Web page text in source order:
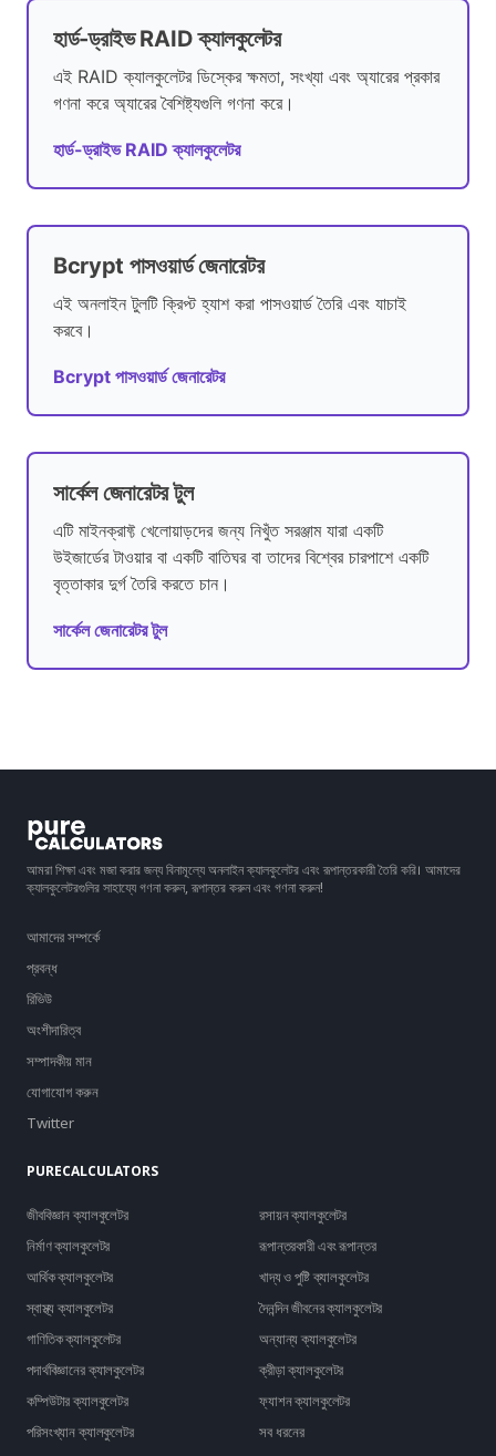
হার্ড-ড্রাইভ RAID ক্যালকুলেটর
এই RAID ক্যালকুলেটর ডিস্কের ক্ষমতা, সংখ্যা এবং অ্যারের প্রকার
গণনা করে অ্যারের বৈশিষ্ট্যগুলি গণনা করে।
হার্ড-ড্রাইভ RAID ক্যালকুলেটর
Bcrypt পাসওয়ার্ড জেনারেটর
এই অনলাইন টুলটি ক্রিপ্ট হ্যাশ করা পাসওয়ার্ড তৈরি এবং যাচাই
করবে।
Bcrypt পাসওয়ার্ড জেনারেটর
সার্কেল জেনারেটর টুল
এটি মাইনক্রাফ্ট খেলোয়াড়দের জন্য নিখুঁত সরঞ্জাম যারা একটি
উইজার্ডের টাওয়ার বা একটি বাতিঘর বা তাদের বিশ্বের চারপাশে একটি
বৃত্তাকার দুর্গ তৈরি করতে চান।
সার্কেল জেনারেটর টুল
আমরা শিক্ষা এবং মজা করার জন্য বিনামূল্যে অনলাইন ক্যালকুলেটর এবং রূপান্তরকারী তৈরি করি। আমাদের
ক্যালকুলেটরগুলির সাহায্যে গণনা করুন, রূপান্তর করুন এবং গণনা করুন!
আমাদের সম্পর্কে
প্রবন্ধ
রিভিউ
অংশীদারিত্ব
সম্পাদকীয় মান
যোগাযোগ করুন
Twitter
PURECALCULATORS
জীববিজ্ঞান ক্যালকুলেটর
রসায়ন ক্যালকুলেটর
নির্মাণ ক্যালকুলেটর
রূপান্তরকারী এবং রূপান্তর
আর্থিক ক্যালকুলেটর
খাদ্য ও পুষ্টি ক্যালকুলেটর
স্বাস্থ্য ক্যালকুলেটর
দৈনন্দিন জীবনের ক্যালকুলেটর
গাণিতিক ক্যালকুলেটর
অন্যান্য ক্যালকুলেটর
পদার্থবিজ্ঞানের ক্যালকুলেটর
ক্রীড়া ক্যালকুলেটর
কম্পিউটার ক্যালকুলেটর
ফ্যাশন ক্যালকুলেটর
পরিসংখ্যান ক্যালকুলেটর
সব ধরনের